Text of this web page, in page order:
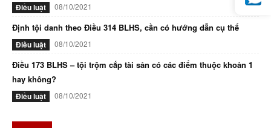
Điều luật 08/10/2021
Định tội danh theo Điều 314 BLHS, cần có hướng dẫn cụ thể
Điều luật 08/10/2021
Điều 173 BLHS – tội trộm cắp tài sản có các điểm thuộc khoản 1
hay không?
Điều luật 08/10/2021